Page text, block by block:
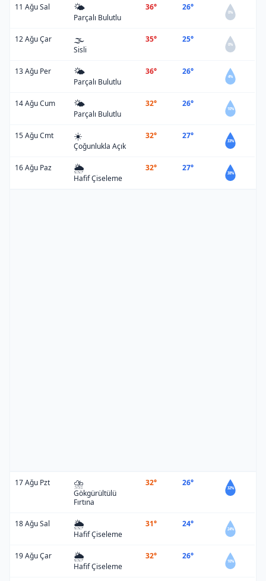
11 Ağu Sal 🌤️
Parçalı Bulutlu
36° 26°
0%
12 Ağu Çar 🌫️
Sisli
35° 25°
0%
13 Ağu Per 🌤️
Parçalı Bulutlu
36° 26°
4%
14 Ağu Cum 🌤️
Parçalı Bulutlu
32° 26°
10%
15 Ağu Cmt ☀️
Çoğunlukla Açık
32° 27°
33%
16 Ağu Paz 🌦️
Hafif Çiseleme
32° 27°
38%
17 Ağu Pzt ⛈️
Gökgürültülü
Fırtına
32° 26°
32%
18 Ağu Sal 🌦️
Hafif Çiseleme
31° 24°
24%
19 Ağu Çar 🌦️
Hafif Çiseleme
32° 26°
10%